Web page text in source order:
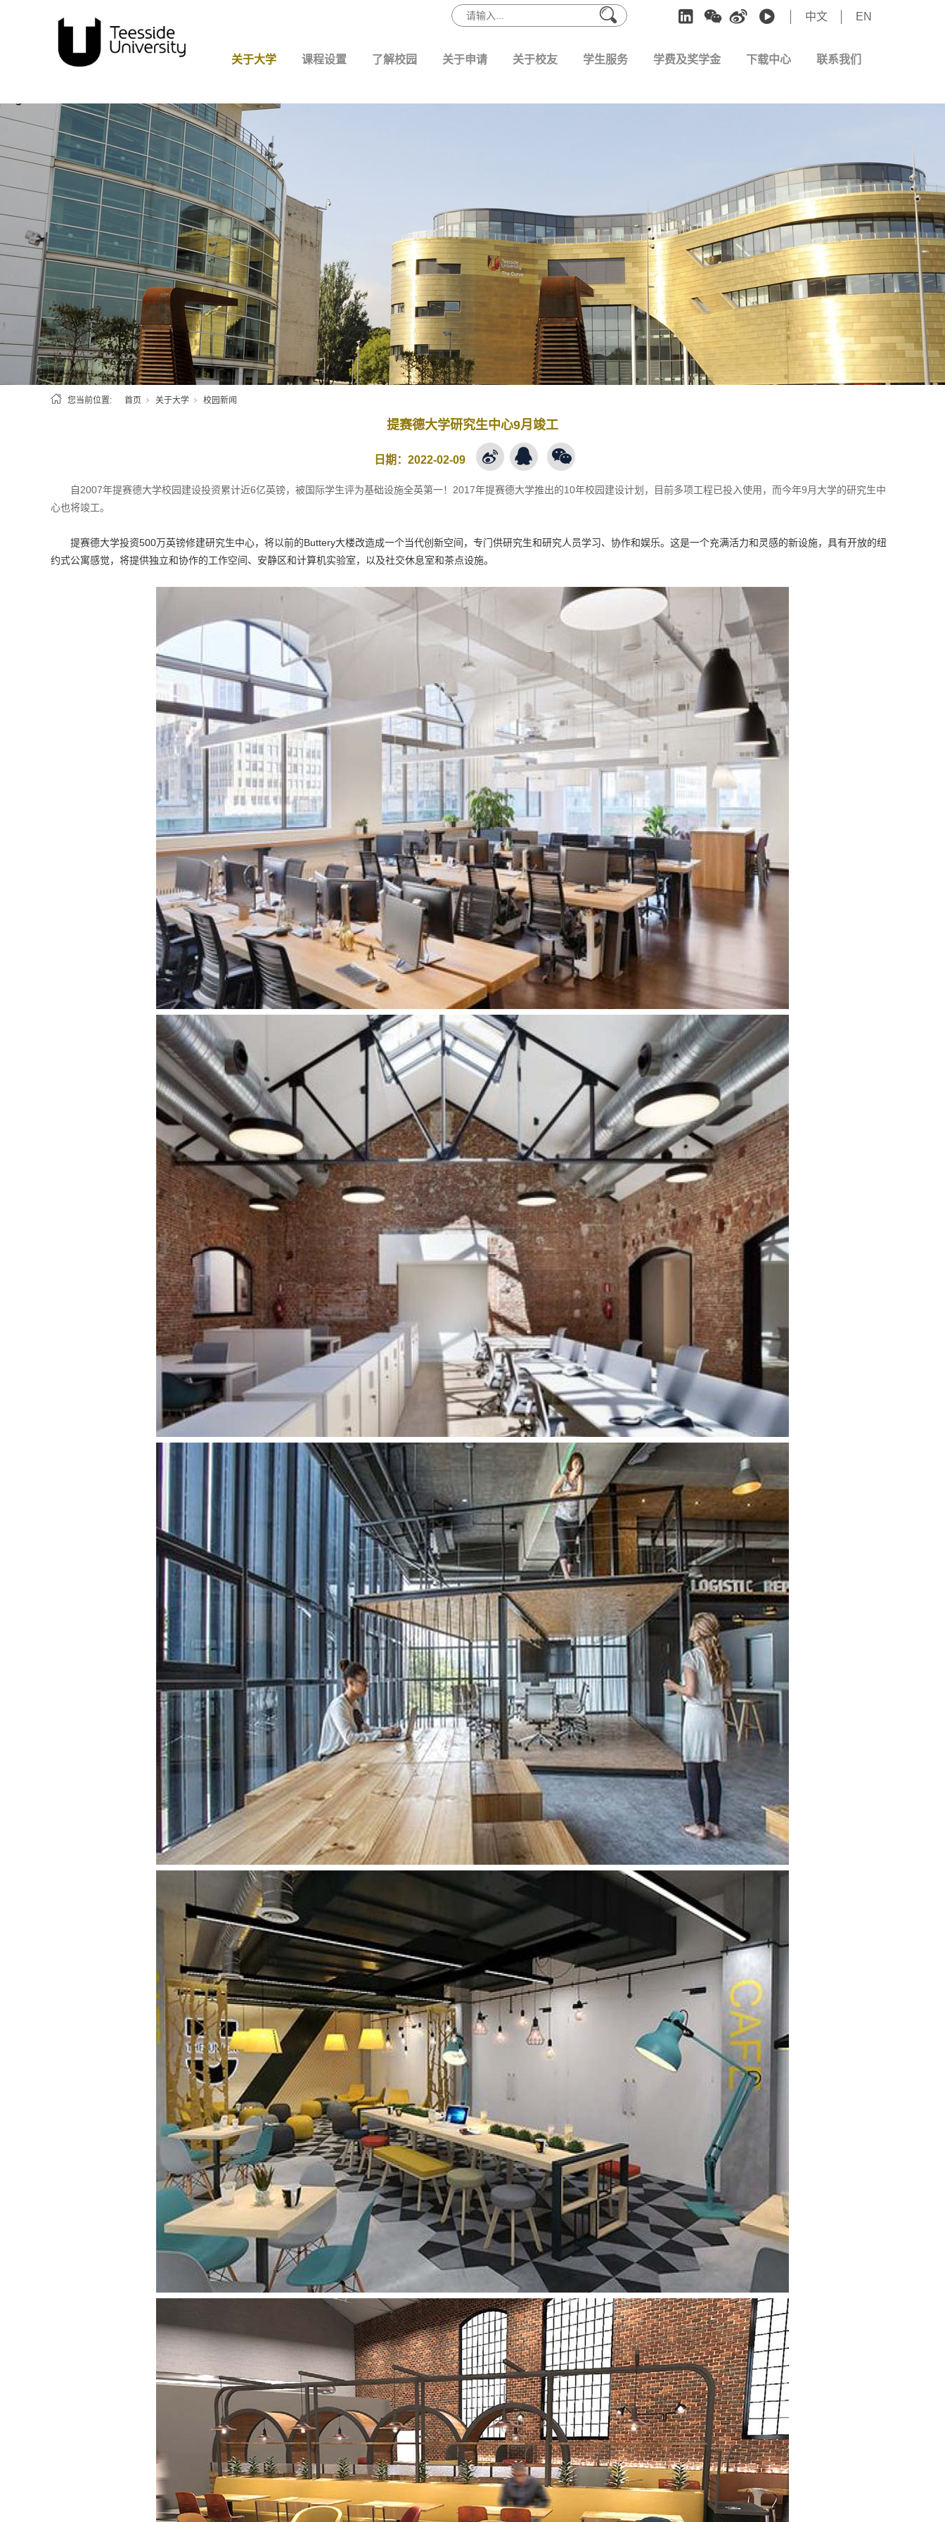
中文 EN
关于大学 课程设置 了解校园 关于申请 关于校友 学生服务 学费及奖学金 下载中心 联系我们
您当前位置: 首页 关于大学 校园新闻
提赛德大学研究生中心9月竣工
2022-02-09
日期：
自2007年提赛德大学校园建设投资累计近6亿英镑，被国际学生评为基础设施全英第一！2017年提赛德大学推出的10年校园建设计划，目前多项工程已投入使用，而今年9月大学的研究生中
心也将竣工。
提赛德大学投资500万英镑修建研究生中心，将以前的Buttery大楼改造成一个当代创新空间，专门供研究生和研究人员学习、协作和娱乐。这是一个充满活力和灵感的新设施，具有开放的纽
约式公寓感觉，将提供独立和协作的工作空间、安静区和计算机实验室，以及社交休息室和茶点设施。